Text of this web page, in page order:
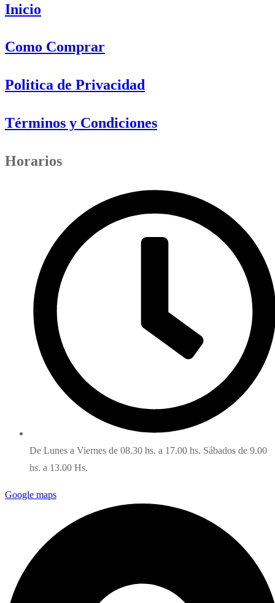
Inicio
Como Comprar
Politica de Privacidad
Términos y Condiciones
Horarios
De Lunes a Viernes de 08.30 hs. a 17.00 hs. Sábados de 9.00
hs. a 13.00 Hs.
Google maps